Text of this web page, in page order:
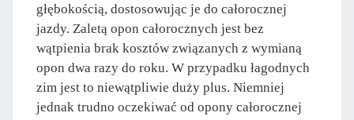
głębokością, dostosowując je do całorocznej
jazdy. Zaletą opon całorocznych jest bez
wątpienia brak kosztów związanych z wymianą
opon dwa razy do roku. W przypadku łagodnych
zim jest to niewątpliwie duży plus. Niemniej
jednak trudno oczekiwać od opony całorocznej